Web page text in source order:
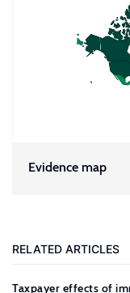
Evidence map
RELATED ARTICLES
Taxpayer effects of